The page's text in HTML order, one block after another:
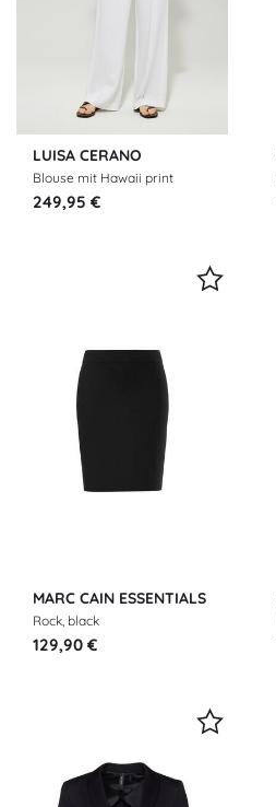
LUISA CERANO
Blouse mit Hawaii print
249,95 €
MARC CAIN ESSENTIALS
Rock, black
129,90 €